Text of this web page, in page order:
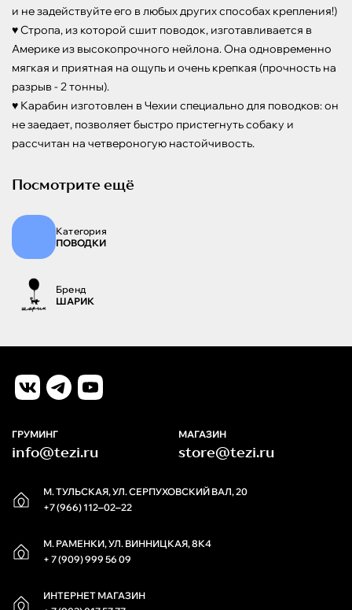
и не задействуйте его в любых других способах крепления!)
♥ Стропа, из которой сшит поводок, изготавливается в
Америке из высокопрочного нейлона. Она одновременно
мягкая и приятная на ощупь и очень крепкая (прочность на
разрыв - 2 тонны).
♥ Карабин изготовлен в Чехии специально для поводков: он
не заедает, позволяет быстро пристегнуть собаку и
рассчитан на четвероногую настойчивость.
Посмотрите ещё
Категория
ПОВОДКИ
Бренд
ШАРИК
М. ТУЛЬСКАЯ, УЛ. СЕРПУХОВСКИЙ ВАЛ, 20
+7 (966) 112‒02‒22
М. РАМЕНКИ, УЛ. ВИННИЦКАЯ, 8К4
+ 7 (909) 999 56 09
ИНТЕРНЕТ МАГАЗИН
ГРУМИНГ
info@tezi.ru
МАГАЗИН
store@tezi.ru